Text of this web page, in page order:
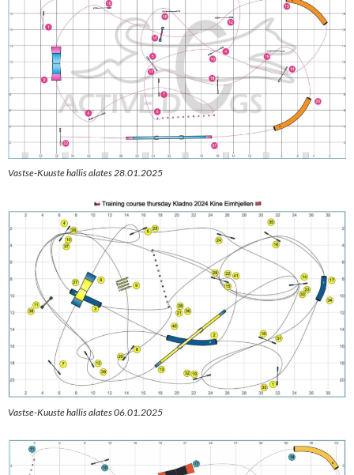
Vastse-Kuuste hallis alates 28.01.2025
Vastse-Kuuste hallis alates 06.01.2025